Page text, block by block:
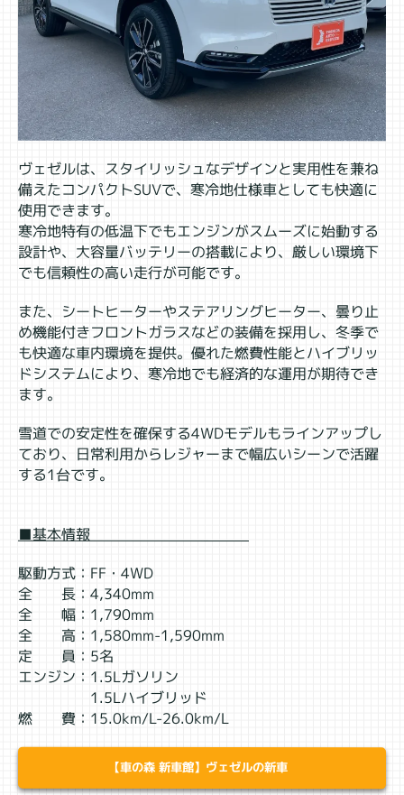
ヴェゼルは、スタイリッシュなデザインと実用性を兼ね
備えたコンパクトSUVで、寒冷地仕様車としても快適に
使用できます。
寒冷地特有の低温下でもエンジンがスムーズに始動する
設計や、大容量バッテリーの搭載により、厳しい環境下
でも信頼性の高い走行が可能です。
また、シートヒーターやステアリングヒーター、曇り止
め機能付きフロントガラスなどの装備を採用し、冬季で
も快適な車内環境を提供。優れた燃費性能とハイブリッ
ドシステムにより、寒冷地でも経済的な運用が期待でき
ます。
雪道での安定性を確保する4WDモデルもラインアップし
ており、日常利用からレジャーまで幅広いシーンで活躍
する1台です。
■基本情報
駆動方式：FF・4WD
全 長：4,340mm
全 幅：1,790mm
全 高：1,580mm-1,590mm
定 員：5名
エンジン：1.5Lガソリン
1.5Lハイブリッド
燃 費：15.0km/L-26.0km/L
【車の森 新車館】ヴェゼルの新車